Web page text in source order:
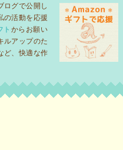
ログで公開し
の活動を応援
ト からお願い
ルアップのた
ど、快適な作